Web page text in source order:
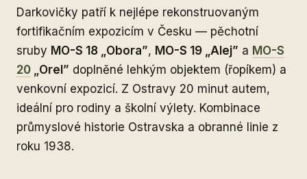
Darkovičky patří k nejlépe rekonstruovaným
fortifikačním expozicím v Česku — pěchotní
sruby MO-S 18 „Obora”, MO-S 19 „Alej” a MO-S
20 „Orel” doplněné lehkým objektem (řopíkem) a
venkovní expozicí. Z Ostravy 20 minut autem,
ideální pro rodiny a školní výlety. Kombinace
průmyslové historie Ostravska a obranné linie z
roku 1938.